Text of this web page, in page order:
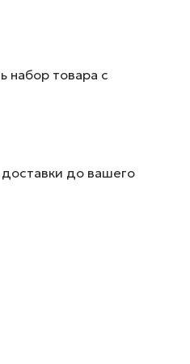
набор товара с
до вашего